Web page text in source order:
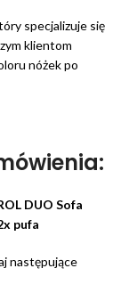
specjalizuje się
klientom
nóżek po
DUO Sofa
pufa
następujące